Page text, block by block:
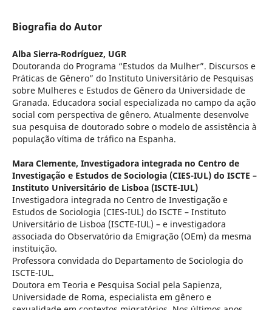
Biografia do Autor
Alba Sierra-Rodríguez, UGR
Doutoranda do Programa “Estudos da Mulher”. Discursos e
Práticas de Gênero” do Instituto Universitário de Pesquisas
sobre Mulheres e Estudos de Gênero da Universidade de
Granada. Educadora social especializada no campo da ação
social com perspectiva de gênero. Atualmente desenvolve
sua pesquisa de doutorado sobre o modelo de assistência à
população vítima de tráfico na Espanha.
Mara Clemente, Investigadora integrada no Centro de
Investigação e Estudos de Sociologia (CIES-IUL) do ISCTE –
Instituto Universitário de Lisboa (ISCTE-IUL)
Investigadora integrada no Centro de Investigação e
Estudos de Sociologia (CIES-IUL) do ISCTE – Instituto
Universitário de Lisboa (ISCTE-IUL) – e investigadora
associada do Observatório da Emigração (OEm) da mesma
instituição.
Professora convidada do Departamento de Sociologia do
ISCTE-IUL.
Doutora em Teoria e Pesquisa Social pela Sapienza,
Universidade de Roma, especialista em gênero e